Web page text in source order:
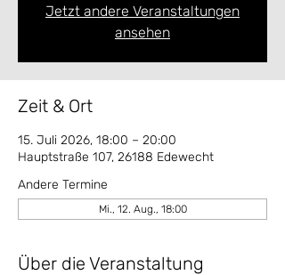
Jetzt andere Veranstaltungen
ansehen
Zeit & Ort
15. Juli 2026, 18:00 – 20:00
Hauptstraße 107, 26188 Edewecht
Andere Termine
Mi., 12. Aug., 18:00
Über die Veranstaltung